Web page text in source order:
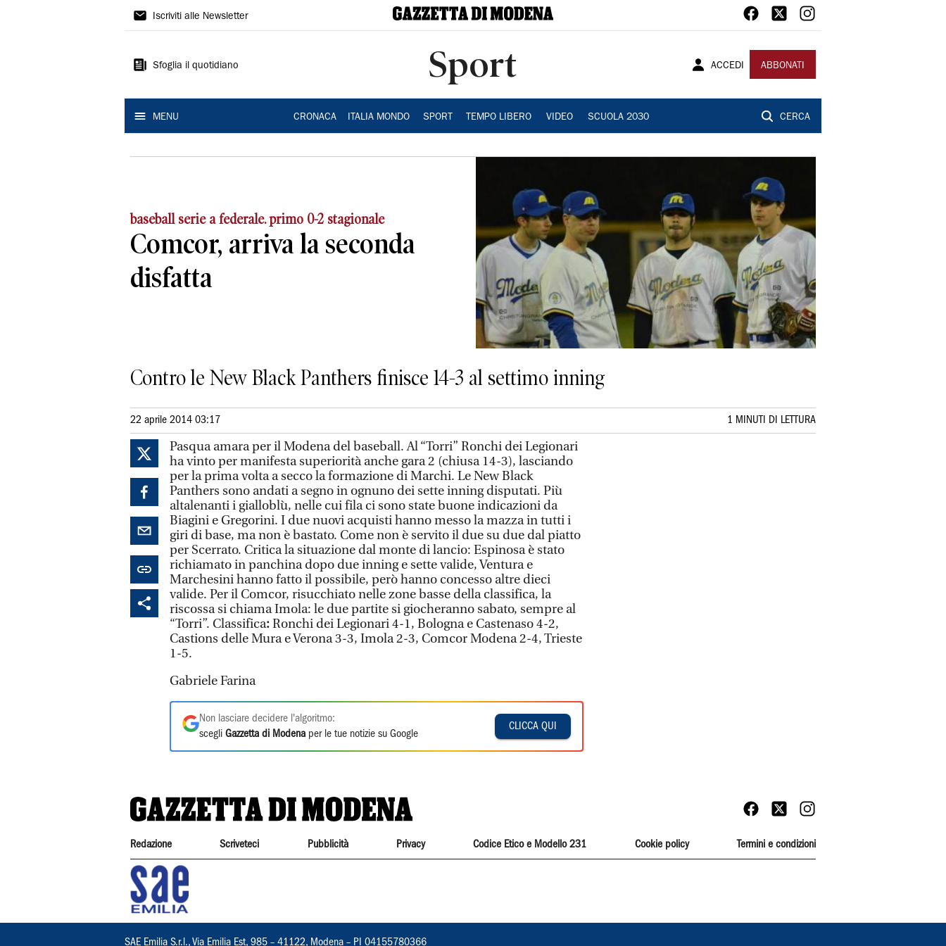
Gazzetta
Modena
Iscriviti alle Newsletter
Sfoglia il quotidiano Sport ACCEDI ABBONATI
MENU CRONACA ITALIA MONDO SPORT TEMPO LIBERO VIDEO SCUOLA 2030 CERCA
baseball serie a federale. primo 0-2 stagionale
Comcor, arriva la seconda
disfatta
Contro le New Black Panthers finisce 14-3 al settimo inning
22 aprile 2014 03:17 1 MINUTI DI LETTURA
Pasqua amara per il Modena del baseball. Al “Torri” Ronchi dei Legionari
ha vinto per manifesta superiorità anche gara 2 (chiusa 14-3), lasciando
per la prima volta a secco la formazione di Marchi. Le New Black
Panthers sono andati a segno in ognuno dei sette inning disputati. Più
altalenanti i gialloblù, nelle cui fila ci sono state buone indicazioni da
Biagini e Gregorini. I due nuovi acquisti hanno messo la mazza in tutti i
giri di base, ma non è bastato. Come non è servito il due su due dal piatto
per Scerrato. Critica la situazione dal monte di lancio: Espinosa è stato
richiamato in panchina dopo due inning e sette valide, Ventura e
Marchesini hanno fatto il possibile, però hanno concesso altre dieci
valide. Per il Comcor, risucchiato nelle zone basse della classifica, la
riscossa si chiama Imola: le due partite si giocheranno sabato, sempre al
“Torri”. Classifica:Ronchi dei Legionari 4-1, Bologna e Castenaso 4-2,
Castions delle Mura e Verona 3-3, Imola 2-3, Comcor Modena 2-4, Trieste
1-5.
Gabriele Farina
Non lasciare decidere l'algoritmo:
scegli Gazzetta di Modena per le tue notizie su Google
CLICCA QUI
Redazione Scriveteci Pubblicità Privacy Codice Etico e Modello 231 Cookie policy Termini e condizioni
SAE Emilia S.r.l., Via Emilia Est, 985 – 41122, Modena – PI 04155780366